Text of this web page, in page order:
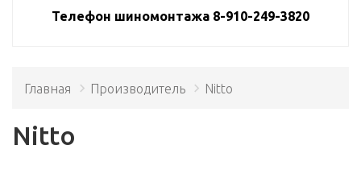
Телефон шиномонтажа 8-910-249-3820
Главная Производитель Nitto
Nitto